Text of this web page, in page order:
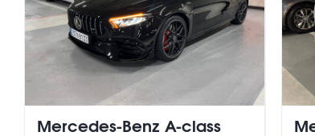
Mercedes-Benz A-class